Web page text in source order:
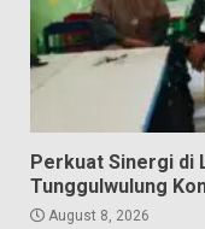
Perkuat Sinergi di
Tunggulwulung
August 8, 2026